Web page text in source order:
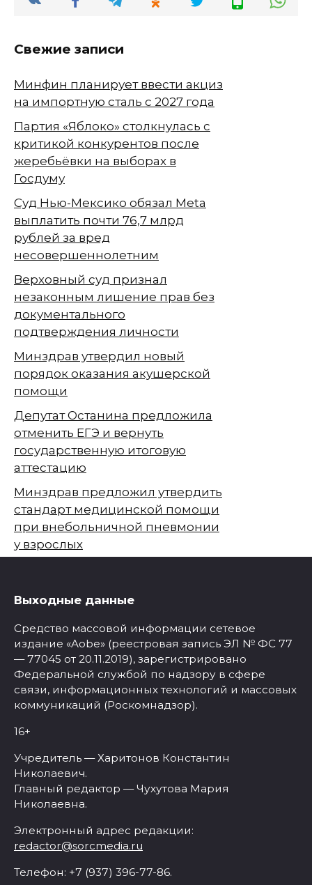
Свежие записи
Минфин планирует ввести акциз
на импортную сталь с 2027 года
Партия «Яблоко» столкнулась с
критикой конкурентов после
жеребьёвки на выборах в
Госдуму
Суд Нью-Мексико обязал Meta
выплатить почти 76,7 млрд
рублей за вред
несовершеннолетним
Верховный суд признал
незаконным лишение прав без
документального
подтверждения личности
Минздрав утвердил новый
порядок оказания акушерской
помощи
Депутат Останина предложила
отменить ЕГЭ и вернуть
государственную итоговую
аттестацию
Минздрав предложил утвердить
стандарт медицинской помощи
при внебольничной пневмонии
у взрослых
Выходные данные
Средство массовой информации сетевое
издание «Aobe» (реестровая запись ЭЛ № ФС 77
— 77045 от 20.11.2019), зарегистрировано
Федеральной службой по надзору в сфере
связи, информационных технологий и массовых
коммуникаций (Роскомнадзор).
16+
Учредитель — Харитонов Константин
Николаевич.
Главный редактор — Чухутова Мария
Николаевна.
Электронный адрес редакции:
redactor@sorcmedia.ru
Телефон: +7 (937) 396-77-86.